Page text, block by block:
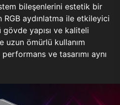
bileşenlerini estetik bir
RGB aydınlatma ile etkileyici
yapısı ve kaliteli
uzun ömürlü kullanım
ve tasarımı aynı